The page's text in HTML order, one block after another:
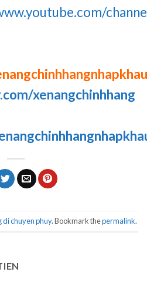
xenangchinhhang
di chuyen phuy. Bookmark thepermalink.